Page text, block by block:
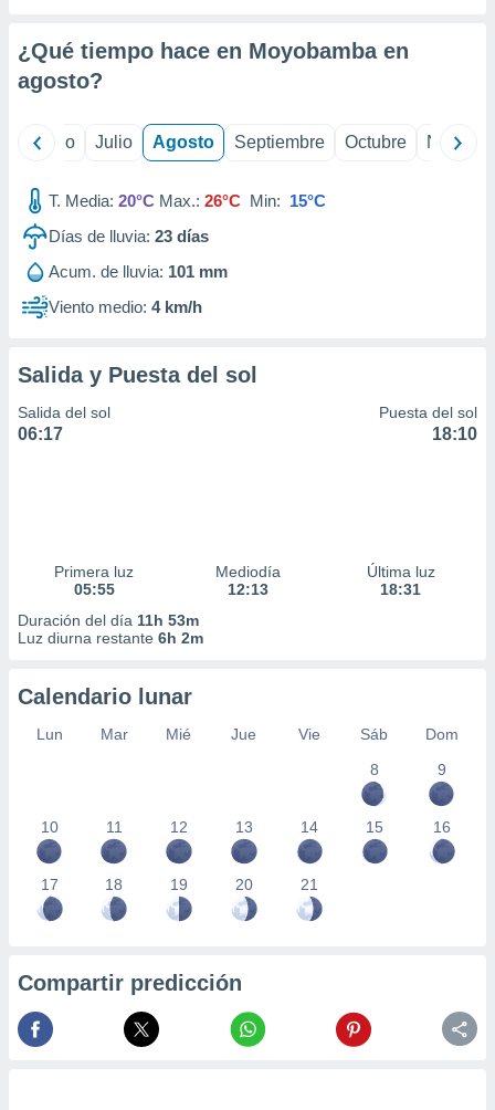
de
¿Qué tiempo hace en Moyobamba en
agosto?
Junio Julio Agosto Septiembre Octubre
T. Media: 20°C Max.: 26°C Min: 15°C
Días de lluvia: 23 días
Acum. de lluvia: 101 mm
Viento medio: 4 km/h
Salida y Puesta del sol
Salida del sol
06:17
Puesta del sol
18:10
Primera luz
05:55
Mediodía
12:13
Última luz
18:31
Duración del día 11h 53m
Luz diurna restante 6h 2m
Calendario lunar
Lun Mar Mié Jue Vie Sáb
Dom
8
9
10 11 12 13 14 15 16
17 18 19 20 21
Compartir predicción